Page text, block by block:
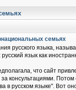
семьях
русского языка,
язык как
что сайт
консультациями.
в русском языке". Вот